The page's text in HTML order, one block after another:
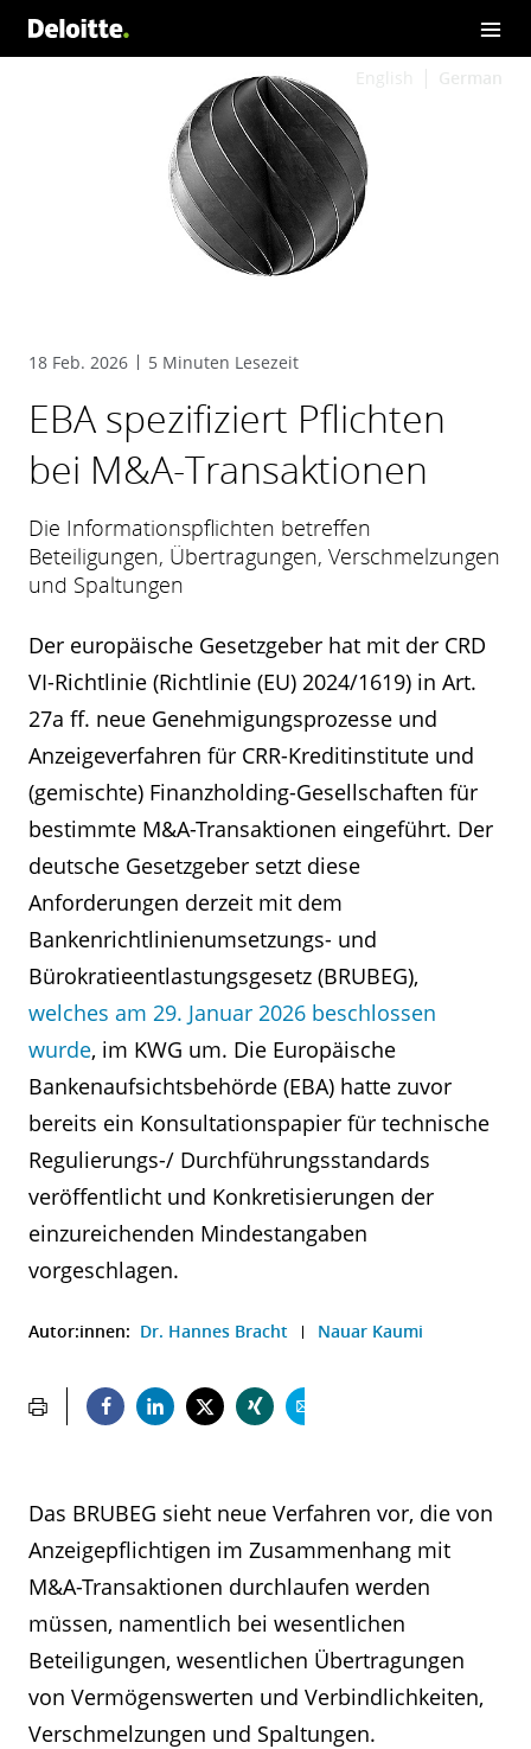
English German
18 Feb. 2026 5 Minuten Lesezeit
EBA spezifiziert Pflichten
bei M&A-Transaktionen
Die Informationspflichten betreffen
Beteiligungen, Übertragungen, Verschmelzungen
und Spaltungen
Der europäische Gesetzgeber hat mit der CRD
VI-Richtlinie (Richtlinie (EU) 2024/1619) in Art.
27a ff. neue Genehmigungsprozesse und
Anzeigeverfahren für CRR-Kreditinstitute und
(gemischte) Finanzholding-Gesellschaften für
bestimmte M&A-Transaktionen eingeführt. Der
deutsche Gesetzgeber setzt diese
Anforderungen derzeit mit dem
Bankenrichtlinienumsetzungs- und
Bürokratieentlastungsgesetz (BRUBEG),
welches am 29. Januar 2026 beschlossen
wurde, im KWG um. Die Europäische
Bankenaufsichtsbehörde (EBA) hatte zuvor
bereits ein Konsultationspapier für technische
Regulierungs-/ Durchführungsstandards
veröffentlicht und Konkretisierungen der
einzureichenden Mindestangaben
vorgeschlagen.
Autor:innen: Dr. Hannes Bracht Nauar Kaumi
Das BRUBEG sieht neue Verfahren vor, die von
Anzeigepflichtigen im Zusammenhang mit
M&A-Transaktionen durchlaufen werden
müssen, namentlich bei wesentlichen
Beteiligungen, wesentlichen Übertragungen
von Vermögenswerten und Verbindlichkeiten,
Verschmelzungen und Spaltungen.